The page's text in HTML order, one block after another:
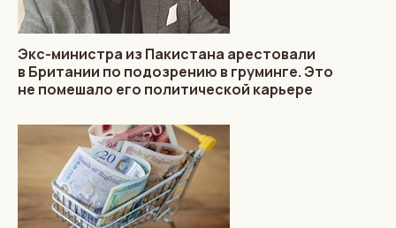
Экс-министра из Пакистана арестовали
в Британии по подозрению в груминге. Это
не помешало его политической карьере